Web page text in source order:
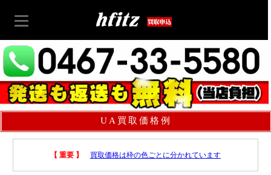
UA買取価格例
【 重要 】 買取価格は枠の色ごとに分かれています